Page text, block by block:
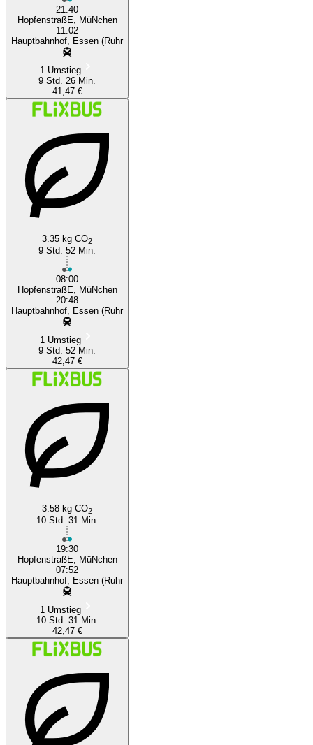
21:40
HopfenstraßE, MüNchen
11:02
Hauptbahnhof, Essen (Ruhr
1 Umstieg
9 Std. 26 Min.
41,47 €
3.35 kg CO2
9 Std. 52 Min.
08:00
HopfenstraßE, MüNchen
20:48
Hauptbahnhof, Essen (Ruhr
1 Umstieg
9 Std. 52 Min.
42,47 €
3.58 kg CO2
10 Std. 31 Min.
19:30
HopfenstraßE, MüNchen
07:52
Hauptbahnhof, Essen (Ruhr
1 Umstieg
10 Std. 31 Min.
42,47 €